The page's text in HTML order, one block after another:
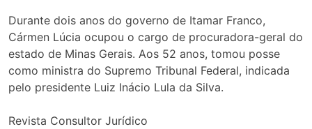
Durante dois anos do governo de Itamar Franco,
Cármen Lúcia ocupou o cargo de procuradora-geral do
estado de Minas Gerais. Aos 52 anos, tomou posse
como ministra do Supremo Tribunal Federal, indicada
pelo presidente Luiz Inácio Lula da Silva.
Revista Consultor Jurídico